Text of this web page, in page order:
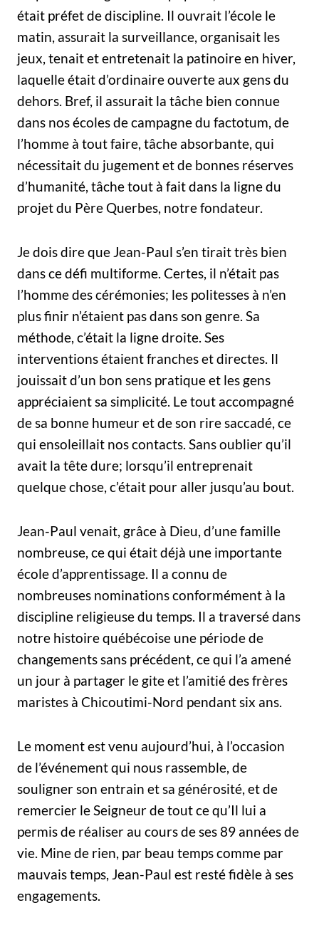
était préfet de discipline. Il ouvrait l’école le
matin, assurait la surveillance, organisait les
jeux, tenait et entretenait la patinoire en hiver,
laquelle était d’ordinaire ouverte aux gens du
dehors. Bref, il assurait la tâche bien connue
dans nos écoles de campagne du factotum, de
l’homme à tout faire, tâche absorbante, qui
nécessitait du jugement et de bonnes réserves
d’humanité, tâche tout à fait dans la ligne du
projet du Père Querbes, notre fondateur.
Je dois dire que Jean-Paul s’en tirait très bien
dans ce défi multiforme. Certes, il n’était pas
l’homme des cérémonies; les politesses à n’en
plus finir n’étaient pas dans son genre. Sa
méthode, c’était la ligne droite. Ses
interventions étaient franches et directes. Il
jouissait d’un bon sens pratique et les gens
appréciaient sa simplicité. Le tout accompagné
de sa bonne humeur et de son rire saccadé, ce
qui ensoleillait nos contacts. Sans oublier qu’il
avait la tête dure; lorsqu’il entreprenait
quelque chose, c’était pour aller jusqu’au bout.
Jean-Paul venait, grâce à Dieu, d’une famille
nombreuse, ce qui était déjà une importante
école d’apprentissage. Il a connu de
nombreuses nominations conformément à la
discipline religieuse du temps. Il a traversé dans
notre histoire québécoise une période de
changements sans précédent, ce qui l’a amené
un jour à partager le gite et l’amitié des frères
maristes à Chicoutimi-Nord pendant six ans.
Le moment est venu aujourd’hui, à l’occasion
de l’événement qui nous rassemble, de
souligner son entrain et sa générosité, et de
remercier le Seigneur de tout ce qu’Il lui a
permis de réaliser au cours de ses 89 années de
vie. Mine de rien, par beau temps comme par
mauvais temps, Jean-Paul est resté fidèle à ses
engagements.